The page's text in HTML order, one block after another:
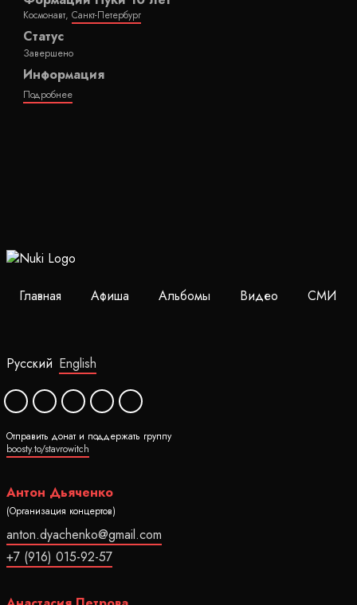
Космонавт,Санкт-Петербург
Статус
Завершено
Информация
Подробнее
Главная Афиша Альбомы Видео СМИ
Русский English
Отправить донат и поддержать группу
boosty.to/stavrowitch
Антон Дьяченко
(Организация концертов)
anton.dyachenko@gmail.com
+7 (916) 015-92-57